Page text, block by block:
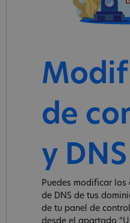
de
y DNS
Puedes modificar
de DNS de tus
de tu panel de